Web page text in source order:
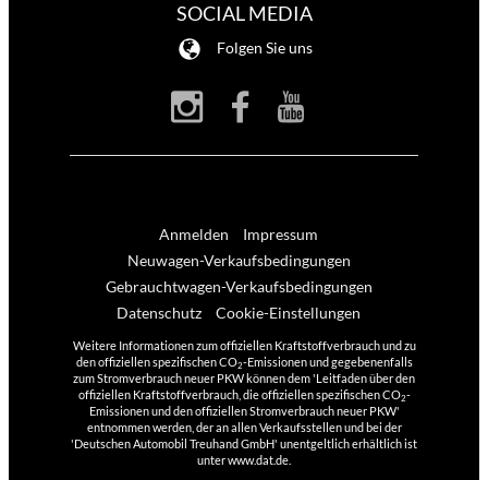
SOCIAL MEDIA
Folgen Sie uns
Anmelden
Impressum
Neuwagen-Verkaufsbedingungen
Gebrauchtwagen-Verkaufsbedingungen
Datenschutz
Cookie-Einstellungen
Weitere Informationen zum offiziellen Kraftstoffverbrauch und zu
den offiziellen spezifischen CO2-Emissionen und gegebenenfalls
zum Stromverbrauch neuer PKW können dem 'Leitfaden über den
offiziellen Kraftstoffverbrauch, die offiziellen spezifischen CO2-
Emissionen und den offiziellen Stromverbrauch neuer PKW'
entnommen werden, der an allen Verkaufsstellen und bei der
'Deutschen Automobil Treuhand GmbH' unentgeltlich erhältlich ist
unter www.dat.de.